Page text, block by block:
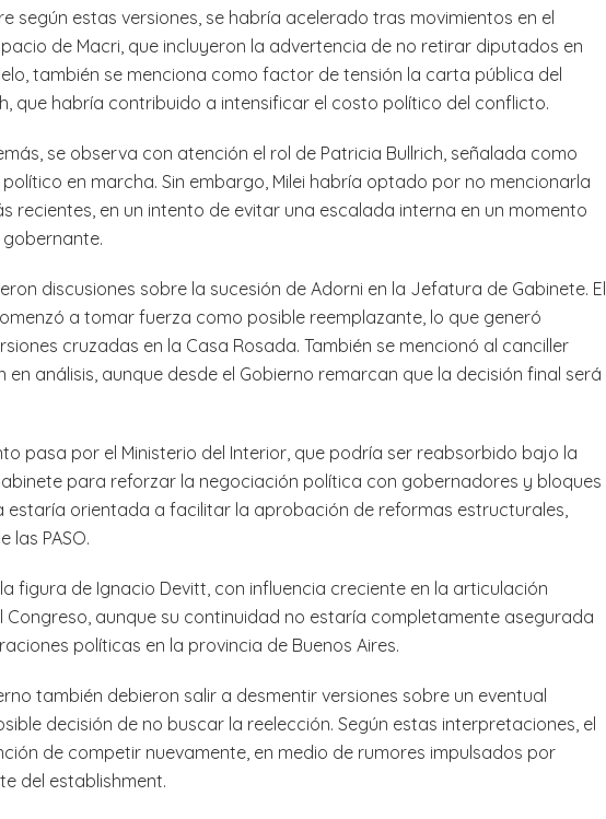
según estas versiones, se habría acelerado tras movimientos en el
de Macri, que incluyeron la advertencia de no retirar diputados en
también se menciona como factor de tensión la carta pública del
que habría contribuido a intensificar el costo político del conflicto.
se observa con atención el rol de Patricia Bullrich, señalada como
en marcha. Sin embargo, Milei habría optado por no mencionarla
recientes, en un intento de evitar una escalada interna en un momento
discusiones sobre la sucesión de Adorni en la Jefatura de Gabinete. El
a tomar fuerza como posible reemplazante, lo que generó
cruzadas en la Casa Rosada. También se mencionó al canciller
análisis, aunque desde el Gobierno remarcan que la decisión final será
pasa por el Ministerio del Interior, que podría ser reabsorbido bajo la
para reforzar la negociación política con gobernadores y bloques
estaría orientada a facilitar la aprobación de reformas estructurales,
las PASO.
figura de Ignacio Devitt, con influencia creciente en la articulación
Congreso, aunque su continuidad no estaría completamente asegurada
políticas en la provincia de Buenos Aires.
también debieron salir a desmentir versiones sobre un eventual
decisión de no buscar la reelección. Según estas interpretaciones, el
de competir nuevamente, en medio de rumores impulsados por
del establishment.